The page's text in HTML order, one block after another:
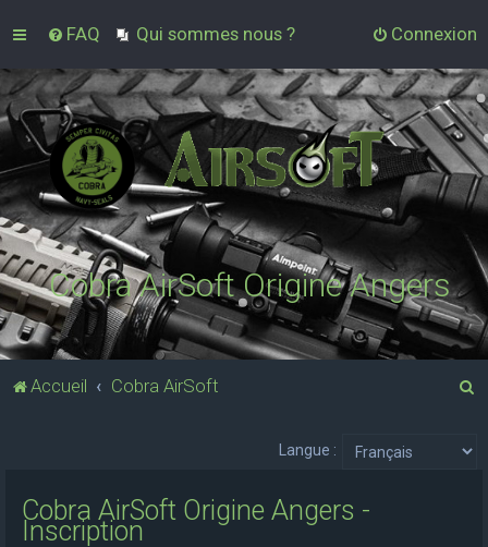
FAQ Qui sommes nous ? Connexion
Cobra AirSoft Origine Angers
Accueil Cobra AirSoft
Langue :
Cobra AirSoft Origine Angers -
Inscription